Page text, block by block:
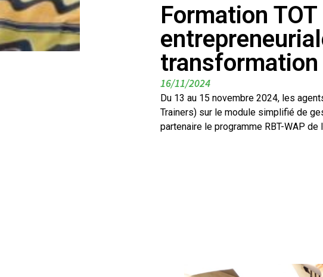
Formation
transformation
16/11/2024
Du 13 au 15 novembre 2024, les
Trainers) sur le module simplifié de
partenaire le programme RBT-WAP de